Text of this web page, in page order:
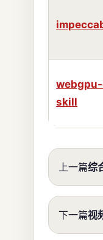
skill
上一篇综
下一篇视